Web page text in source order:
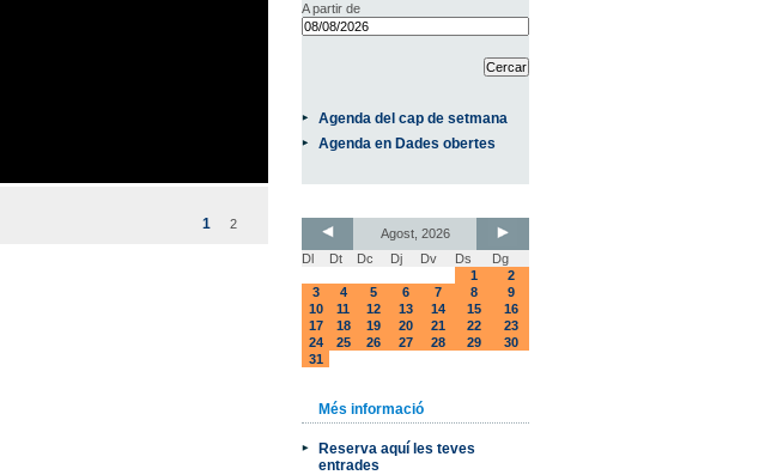
1 2
A partir de
Agenda del cap de setmana
Agenda en Dades obertes
Agost, 2026
Dl
Dt Dc Dj Dv Ds
Dg
1
2
3
4 5 6 7 8
9
10
11 12 13 14 15
16
17
18 19 20 21 22
23
24
25 26 27 28 29
30
31
Més informació
Reserva aquí les teves
entrades